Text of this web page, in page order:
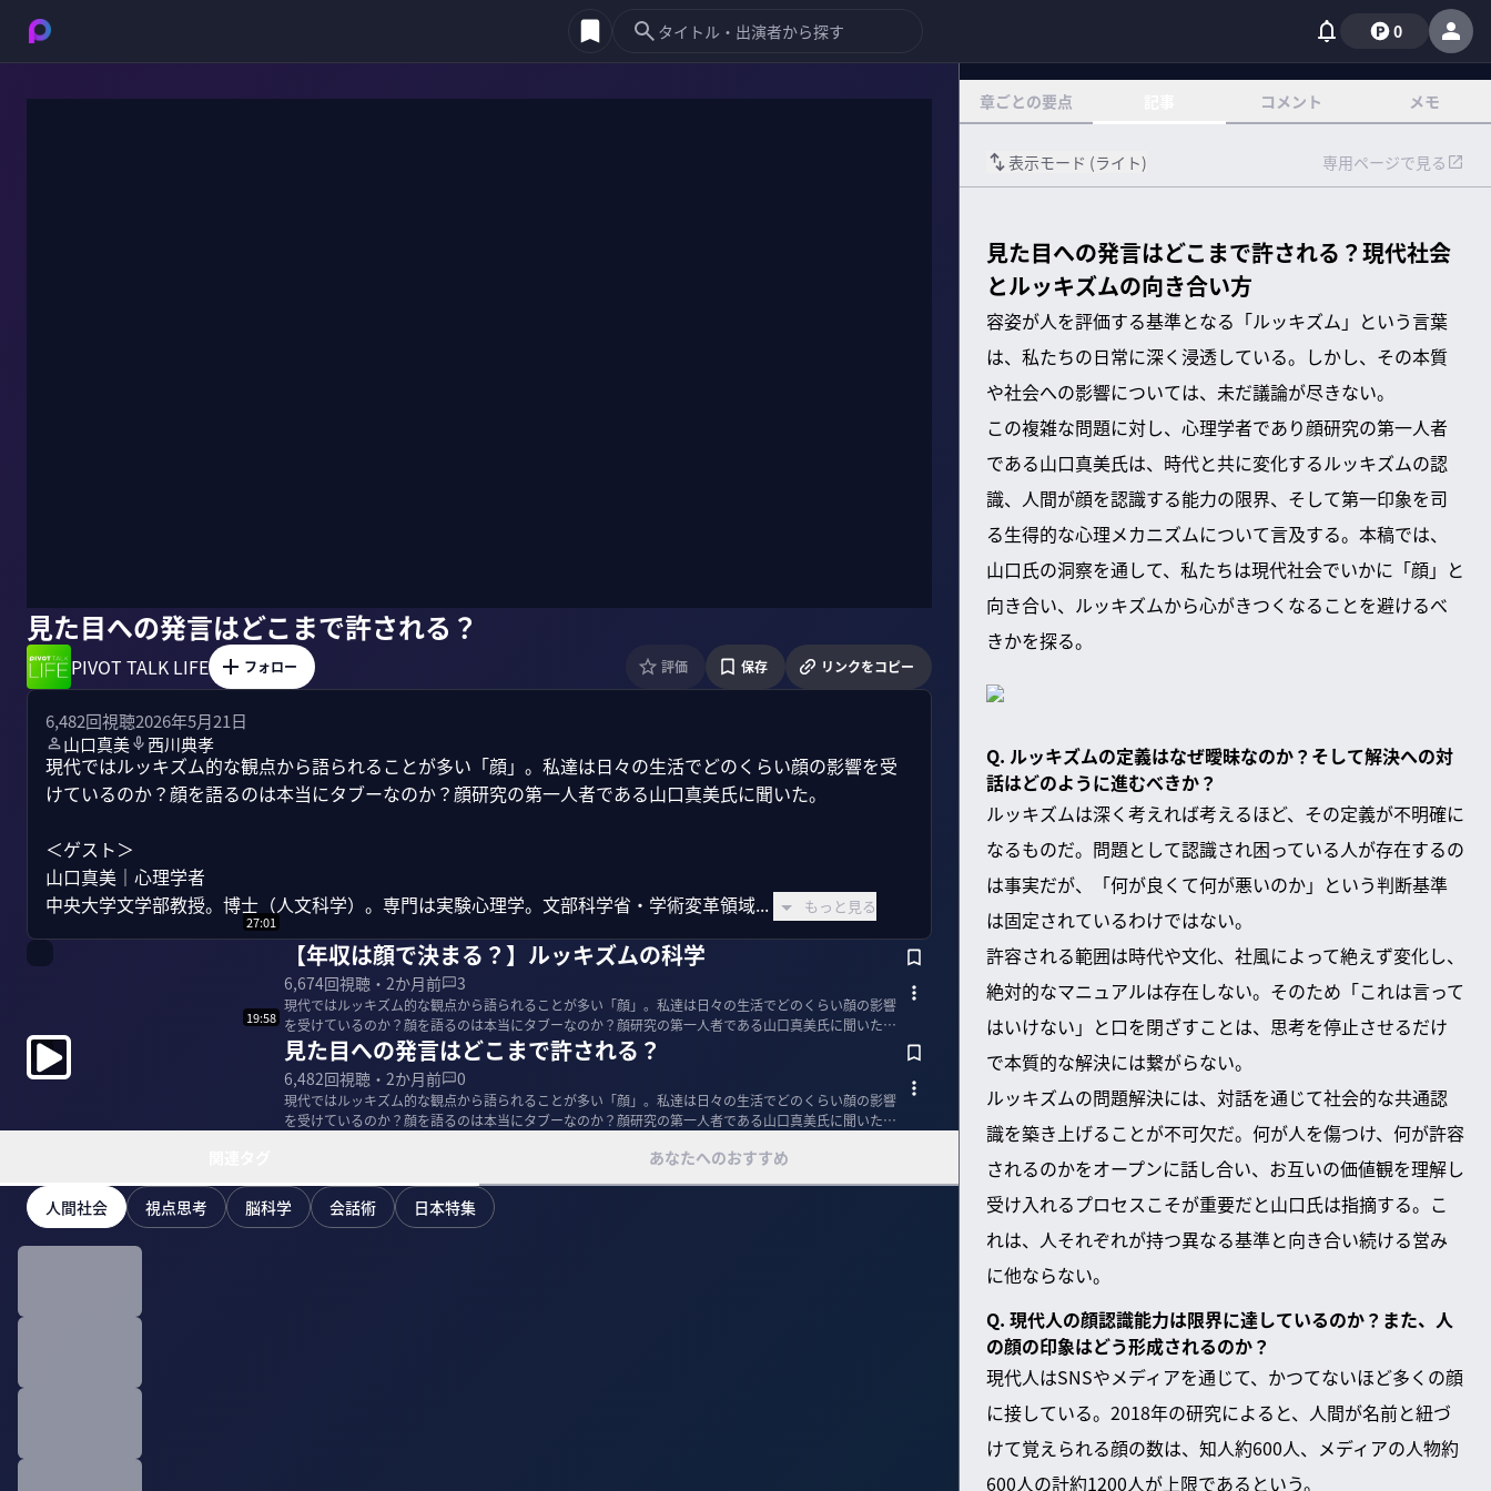
0
見た目への発言はどこまで許される？
PIVOT TALK LIFE フォロー 評価 保存 リンクをコピー
6,482回視聴2026年5月21日
山口真美
西川典孝
現代ではルッキズム的な観点から語られることが多い「顔」。私達は日々の生活でどのくらい顔の影響を受
けているのか？顔を語るのは本当にタブーなのか？顔研究の第一人者である山口真美氏に聞いた。
＜ゲスト＞
山口真美｜心理学者
中央大学文学部教授。博士（人文科学）。専門は実験心理学。文部科学省・学術変革領域...
もっと見る
27:01
【年収は顔で決まる？】ルッキズムの科学
6,674回視聴・ 2か月前 3
現代ではルッキズム的な観点から語られることが多い「顔」。私達は日々の生活でどのくらい顔の影響
を受けているのか？顔を語るのは本当にタブーなのか？顔研究の第一人者である山口真美氏に聞いた。
＜ゲスト＞ ...
19:58
見た目への発言はどこまで許される？
6,482回視聴・ 2か月前 0
現代ではルッキズム的な観点から語られることが多い「顔」。私達は日々の生活でどのくらい顔の影響
を受けているのか？顔を語るのは本当にタブーなのか？顔研究の第一人者である山口真美氏に聞いた。
あなたへのおすすめ
人間社会 視点思考 脳科学 会話術 日本特集
章ごとの要点 コメント メモ
表示モード (ライト) 専用ページで見る
見た目への発言はどこまで許される？現代社会
とルッキズムの向き合い方
容姿が人を評価する基準となる「ルッキズム」という言葉
は、私たちの日常に深く浸透している。しかし、その本質
や社会への影響については、未だ議論が尽きない。
この複雑な問題に対し、心理学者であり顔研究の第一人者
である山口真美氏は、時代と共に変化するルッキズムの認
識、人間が顔を認識する能力の限界、そして第一印象を司
る生得的な心理メカニズムについて言及する。本稿では、
山口氏の洞察を通して、私たちは現代社会でいかに「顔」と
向き合い、ルッキズムから心がきつくなることを避けるべ
きかを探る。
Q. ルッキズムの定義はなぜ曖昧なのか？そして解決への対
話はどのように進むべきか？
ルッキズムは深く考えれば考えるほど、その定義が不明確に
なるものだ。問題として認識され困っている人が存在するの
は事実だが、「何が良くて何が悪いのか」という判断基準
は固定されているわけではない。
許容される範囲は時代や文化、社風によって絶えず変化し、
絶対的なマニュアルは存在しない。そのため「これは言って
はいけない」と口を閉ざすことは、思考を停止させるだけ
で本質的な解決には繋がらない。
ルッキズムの問題解決には、対話を通じて社会的な共通認
識を築き上げることが不可欠だ。何が人を傷つけ、何が許容
されるのかをオープンに話し合い、お互いの価値観を理解し
受け入れるプロセスこそが重要だと山口氏は指摘する。こ
れは、人それぞれが持つ異なる基準と向き合い続ける営み
に他ならない。
Q. 現代人の顔認識能力は限界に達しているのか？また、人
の顔の印象はどう形成されるのか？
現代人はSNSやメディアを通じて、かつてないほど多くの顔
に接している。2018年の研究によると、人間が名前と紐づ
けて覚えられる顔の数は、知人約600人、メディアの人物約
600人の計約1200人が上限であるという。